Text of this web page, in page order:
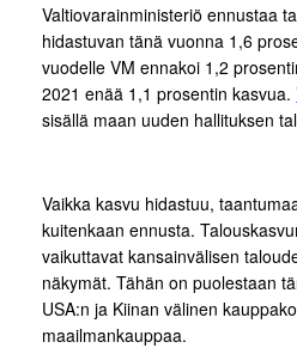
Valtiovarainministeriö ennustaa
hidastuvan tänä vuonna 1,6
vuodelle VM ennakoi 1,2
2021 enää 1,1 prosentin kasvua.
sisällä maan uuden hallituksen
Vaikka kasvu hidastuu,
kuitenkaan ennusta.
vaikuttavat kansainvälisen
näkymät. Tähän on puolestaan
USA:n ja Kiinan välinen
maailmankauppaa.